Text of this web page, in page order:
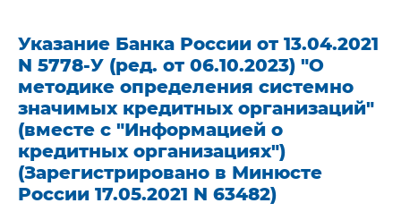
Указание Банка России от 13.04.2021
N 5778-У (ред. от 06.10.2023) "О
методике определения системно
значимых кредитных организаций"
(вместе с "Информацией о
кредитных организациях")
(Зарегистрировано в Минюсте
России 17.05.2021 N 63482)